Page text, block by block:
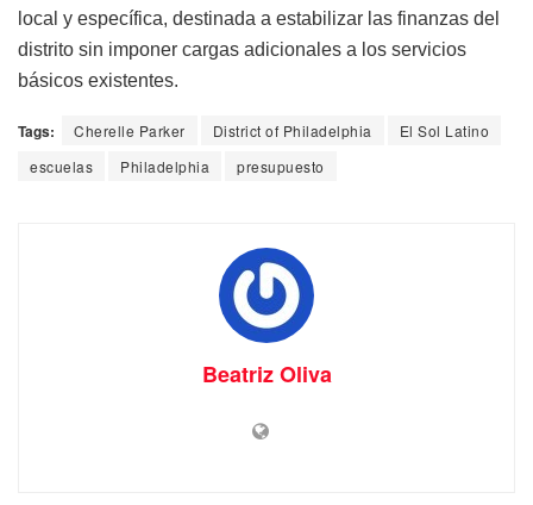
local y específica, destinada a estabilizar las finanzas del
distrito sin imponer cargas adicionales a los servicios
básicos existentes.
Tags: Cherelle Parker District of Philadelphia
El Sol Latino
escuelas
Philadelphia presupuesto
Beatriz Oliva